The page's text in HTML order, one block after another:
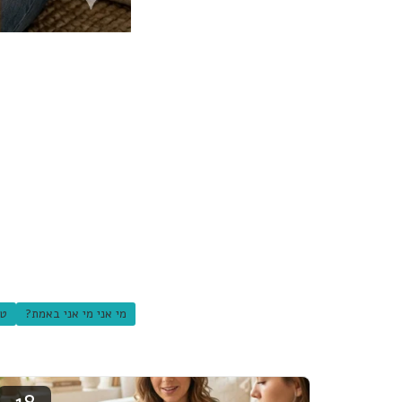
מי אני מי אני באמת?